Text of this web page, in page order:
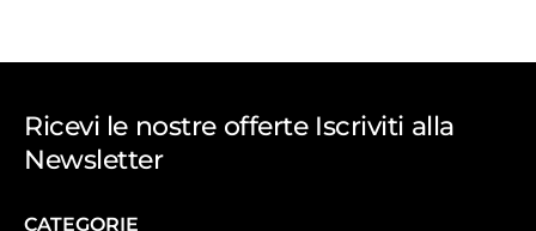
Ricevi le nostre offerte Iscriviti alla
Newsletter
CATEGORIE